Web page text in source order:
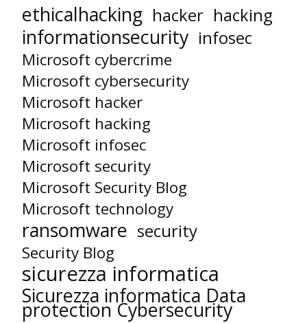
ethicalhacking hacker hacking
informationsecurity infosec
Microsoft cybercrime
Microsoft cybersecurity
Microsoft hacker
Microsoft hacking
Microsoft infosec
Microsoft security
Microsoft Security Blog
Microsoft technology
ransomware security
Security Blog
sicurezza informatica
Sicurezza informatica Data
protection Cybersecurity